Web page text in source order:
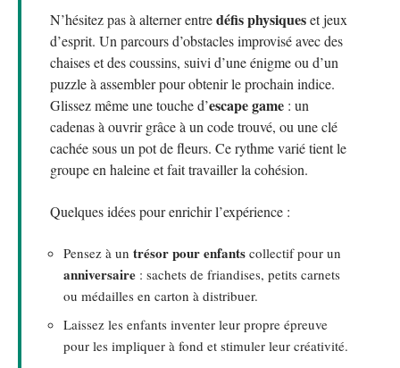
N’hésitez pas à alterner entredéfis physiqueset jeux
d’esprit. Un parcours d’obstacles improvisé avec des
chaises et des coussins, suivi d’une énigme ou d’un
puzzle à assembler pour obtenir le prochain indice.
Glissez même une touche d’escape game : un
cadenas à ouvrir grâce à un code trouvé, ou une clé
cachée sous un pot de fleurs. Ce rythme varié tient le
groupe en haleine et fait travailler la cohésion.
Quelques idées pour enrichir l’expérience :
Pensez à un trésor pour enfants collectif pour un
anniversaire : sachets de friandises, petits carnets
ou médailles en carton à distribuer.
Laissez les enfants inventer leur propre épreuve
pour les impliquer à fond et stimuler leur créativité.